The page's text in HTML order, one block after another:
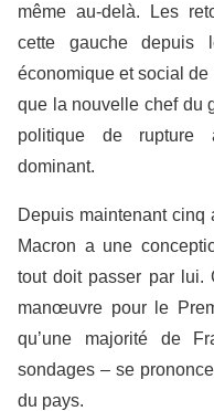
même au-delà. Les
cette gauche depuis
économique et social de
que la nouvelle chef du
politique de rupture
dominant.
Depuis maintenant
Macron a une
tout doit passer par lui.
manœuvre pour le
qu’une majorité de
sondages – se
du pays.